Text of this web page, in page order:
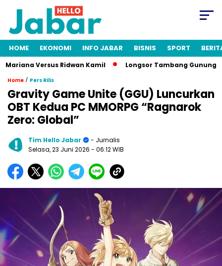
HOME EKONOMI INFO JABAR BISNIS SPORT
Versus Ridwan Kamil Longsor Tambang Gunung Kuda
Home / Pers Rilis
Gravity Game Unite (GGU) Luncurkan
OBT Kedua PC MMORPG “Ragnarok
Zero: Global”
Tim Hello Jabar
- Jurnalis
Selasa, 23 Juni 2026 - 06:12 WIB